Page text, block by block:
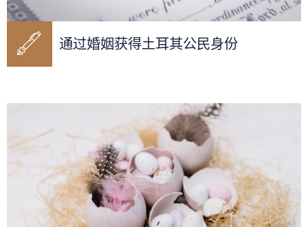
通过婚姻获得土耳其公民身份